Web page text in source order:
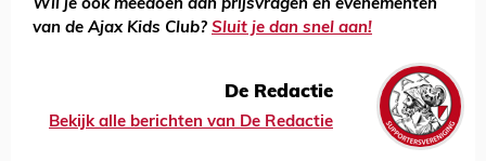
Wil je ook meedoen aan prijsvragen en evenementen
van de Ajax Kids Club? Sluit je dan snel aan!
De Redactie
Bekijk alle berichten van De Redactie